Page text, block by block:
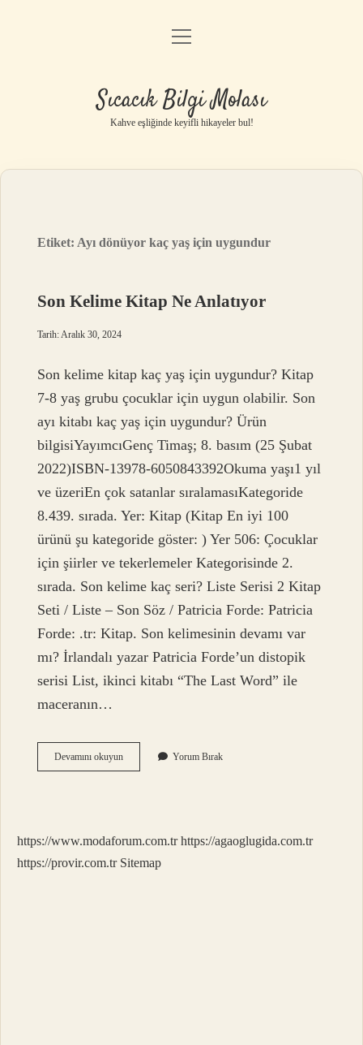
Anasayfa
Yasal Uyarı
menüyü
Sıcacık Bilgi Molası
Kahve eşliğinde keyifli hikayeler bul!
Etiket: Ayı dönüyor kaç yaş için uygundur
Son Kelime Kitap Ne Anlatıyor
Tarih: Aralık 30, 2024
Son kelime kitap kaç yaş için uygundur? Kitap
7-8 yaş grubu çocuklar için uygun olabilir. Son
ayı kitabı kaç yaş için uygundur? Ürün
bilgisiYayımcı‎Genç Timaş; 8. basım (25 Şubat
2022)ISBN-13‎978-6050843392Okuma yaşı‎1 yıl
ve üzeriEn çok satanlar sıralamasıKategoride
8.439. sırada. Yer: Kitap (Kitap En iyi 100
ürünü şu kategoride göster: ) Yer 506: Çocuklar
için şiirler ve tekerlemeler Kategorisinde 2.
sırada. Son kelime kaç seri? Liste Serisi 2 Kitap
Seti / Liste – Son Söz / Patricia Forde: Patricia
Forde: .tr: Kitap. Son kelimesinin devamı var
mı? İrlandalı yazar Patricia Forde’un distopik
serisi List, ikinci kitabı “The Last Word” ile
maceranın…
Devamını okuyunSon
Kelime
Yorum Bırak
https://www.modaforum.com.tr https://agaoglugida.com.tr
https://provir.com.tr Sitemap